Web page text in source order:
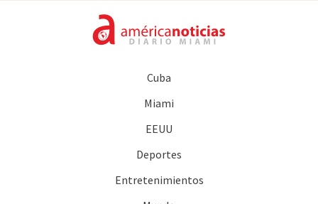
Cuba
Miami
EEUU
Deportes
Entretenimientos